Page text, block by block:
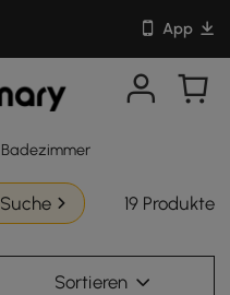
App
Badezimmer
Suche 19 Produkte
Sortieren